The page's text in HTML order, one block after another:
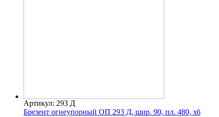
Артикул: 293 Д
Брезент огнеупорный ОП 293 Д, шир. 90, пл. 480, хб